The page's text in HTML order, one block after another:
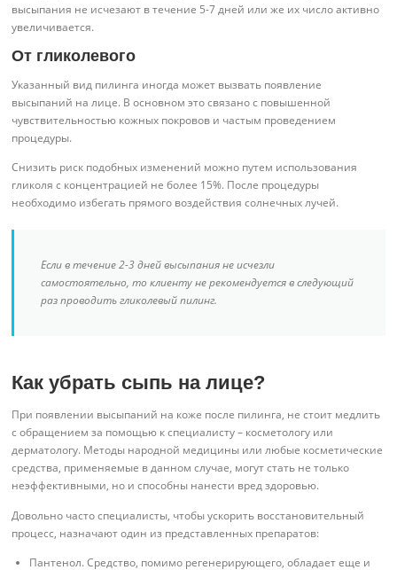
высыпания не исчезают в течение 5-7 дней или же их число активно
увеличивается.
От гликолевого
Указанный вид пилинга иногда может вызвать появление
высыпаний на лице. В основном это связано с повышенной
чувствительностью кожных покровов и частым проведением
процедуры.
Снизить риск подобных изменений можно путем использования
гликоля с концентрацией не более 15%. После процедуры
необходимо избегать прямого воздействия солнечных лучей.
Если в течение 2-3 дней высыпания не исчезли
самостоятельно, то клиенту не рекомендуется в следующий
раз проводить гликолевый пилинг.
Как убрать сыпь на лице?
При появлении высыпаний на коже после пилинга, не стоит медлить
с обращением за помощью к специалисту – косметологу или
дерматологу. Методы народной медицины или любые косметические
средства, применяемые в данном случае, могут стать не только
неэффективными, но и способны нанести вред здоровью.
Довольно часто специалисты, чтобы ускорить восстановительный
процесс, назначают один из представленных препаратов:
Пантенол. Средство, помимо регенерирующего, обладает еще и